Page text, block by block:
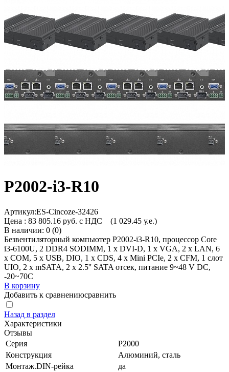
P2002-i3-R10
Артикул:ES-Cincoze-32426
Цена : 83 805.16 руб. с НДС (1 029.45 у.е.)
В наличии: 0 (0)
Безвентиляторный компьютер P2002-i3-R10, процессор Core
i3-6100U, 2 DDR4 SODIMM, 1 x DVI-D, 1 x VGA, 2 x LAN, 6
x COM, 5 x USB, DIO, 1 x CDS, 4 x Mini PCIe, 2 x CFM, 1 слот
UIO, 2 x mSATA, 2 x 2.5'' SATA отсек, питание 9~48 V DC,
-20~70C
В корзину
Добавить к сравнениюсравнить
Назад в раздел
Характеристики
Отзывы
Серия
P2000
Конструкция
Алюминий, сталь
Монтаж.DIN-рейка
да